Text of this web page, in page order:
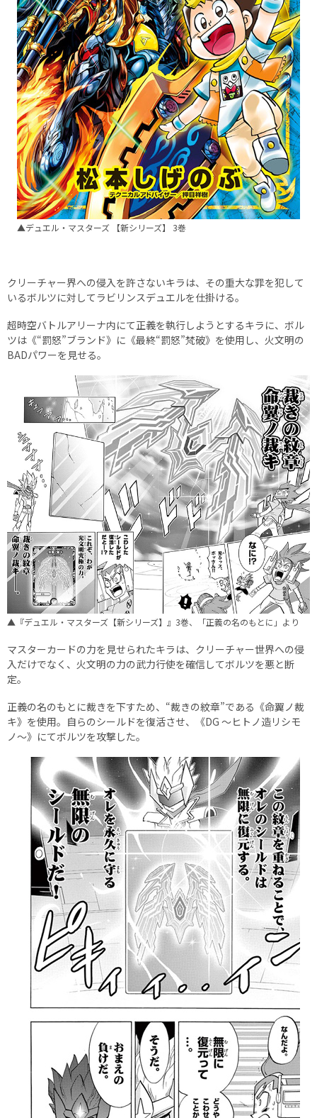
▲デュエル・マスターズ 【新シリーズ】 3巻
クリーチャー界への侵入を許さないキラは、その重大な罪を犯して
いるボルツに対してラビリンスデュエルを仕掛ける。
超時空バトルアリーナ内にて正義を執行しようとするキラに、ボル
ツは《“罰怒”ブランド》に《最終“罰怒”梵破》を使用し、火文明の
BADパワーを見せる。
▲『デュエル・マスターズ【新シリーズ】』3巻、「正義の名のもとに」より
マスターカードの力を見せられたキラは、クリーチャー世界への侵
入だけでなく、火文明の力の武力行使を確信してボルツを悪と断
定。
正義の名のもとに裁きを下すため、“裁きの紋章”である《命翼ノ裁
キ》を使用。自らのシールドを復活させ、《DG 〜ヒトノ造リシモ
ノ〜》にてボルツを攻撃した。